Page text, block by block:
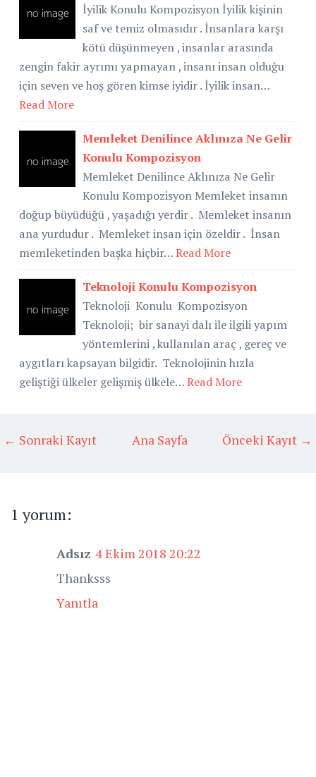
İyilik Konulu Kompozisyon İyilik kişinin
saf ve temiz olmasıdır . İnsanlara karşı
kötü düşünmeyen , insanlar arasında
zengin fakir ayrımı yapmayan , insanı insan olduğu
için seven ve hoş gören kimse iyidir . İyilik insan…
Read More
Memleket Denilince Aklınıza Ne Gelir
Konulu Kompozisyon
Memleket Denilince Aklınıza Ne Gelir
Konulu Kompozisyon Memleket insanın
doğup büyüdüğü , yaşadığı yerdir . Memleket insanın
ana yurdudur . Memleket insan için özeldir . İnsan
memleketinden başka hiçbir…Read More
Teknoloji Konulu Kompozisyon
Teknoloji Konulu Kompozisyon
Teknoloji; bir sanayi dalı ile ilgili yapım
yöntemlerini , kullanılan araç , gereç ve
aygıtları kapsayan bilgidir. Teknolojinin hızla
geliştiği ülkeler gelişmiş ülkele…Read More
← Sonraki Kayıt Önceki Kayıt →
Ana Sayfa
1 yorum:
Adsız 4 Ekim 2018 20:22
Thanksss
Yanıtla